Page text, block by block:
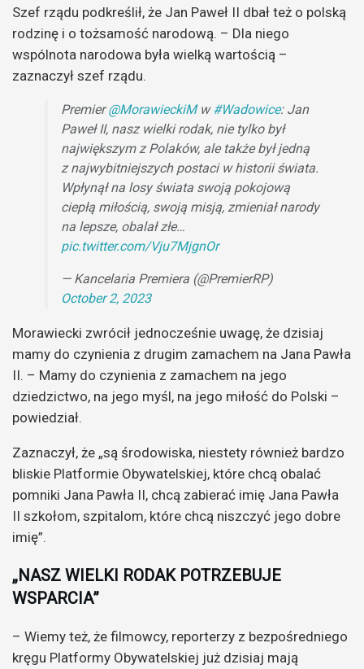
Szef rządu podkreślił, że Jan Paweł II dbał też o polską
rodzinę i o tożsamość narodową. – Dla niego
wspólnota narodowa była wielką wartością –
zaznaczył szef rządu.
Premier@MorawieckiMw#Wadowice: Jan
Paweł II, nasz wielki rodak, nie tylko był
największym z Polaków, ale także był jedną
z najwybitniejszych postaci w historii świata.
Wpłynął na losy świata swoją pokojową
ciepłą miłością, swoją misją, zmieniał narody
na lepsze, obalał złe…
pic.twitter.com/Vju7MjgnOr
— Kancelaria Premiera (@PremierRP)
October 2, 2023
Morawiecki zwrócił jednocześnie uwagę, że dzisiaj
mamy do czynienia z drugim zamachem na Jana Pawła
II. – Mamy do czynienia z zamachem na jego
dziedzictwo, na jego myśl, na jego miłość do Polski –
powiedział.
Zaznaczył, że „są środowiska, niestety również bardzo
bliskie Platformie Obywatelskiej, które chcą obalać
pomniki Jana Pawła II, chcą zabierać imię Jana Pawła
II szkołom, szpitalom, które chcą niszczyć jego dobre
imię”.
„NASZ WIELKI RODAK POTRZEBUJE
WSPARCIA”
– Wiemy też, że filmowcy, reporterzy z bezpośredniego
kręgu Platformy Obywatelskiej już dzisiaj mają